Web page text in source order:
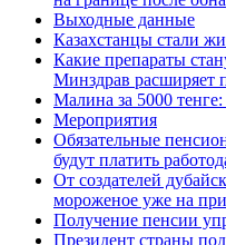
Выходные данные
Казахстанцы стали
Какие препараты
Минздрав расширяет
Малина за 5000
Мероприятия
Обязательные
будут платить
От создателей
мороженое уже на
Получение пенсии
Президент страны